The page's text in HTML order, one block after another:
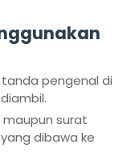
pengenal di
surat
dibawa ke